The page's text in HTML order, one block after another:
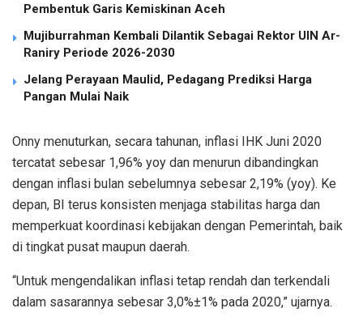
Pembentuk Garis Kemiskinan Aceh
Mujiburrahman Kembali Dilantik Sebagai Rektor UIN Ar-
Raniry Periode 2026-2030
Jelang Perayaan Maulid, Pedagang Prediksi Harga
Pangan Mulai Naik
Onny menuturkan, secara tahunan, inflasi IHK Juni 2020
tercatat sebesar 1,96% yoy dan menurun dibandingkan
dengan inflasi bulan sebelumnya sebesar 2,19% (yoy). Ke
depan, BI terus konsisten menjaga stabilitas harga dan
memperkuat koordinasi kebijakan dengan Pemerintah, baik
di tingkat pusat maupun daerah.
“Untuk mengendalikan inflasi tetap rendah dan terkendali
dalam sasarannya sebesar 3,0%±1% pada 2020,” ujarnya.